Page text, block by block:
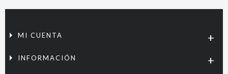
MI CUENTA
INFORMACIÓN